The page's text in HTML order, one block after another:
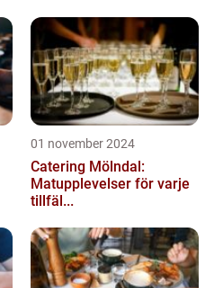
01 november 2024
Catering Mölndal:
Matupplevelser för varje
tillfäl...